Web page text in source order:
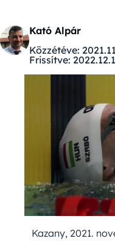
Kató Alpár
Közzétéve:
Frissítve:
Kazany, 2021.